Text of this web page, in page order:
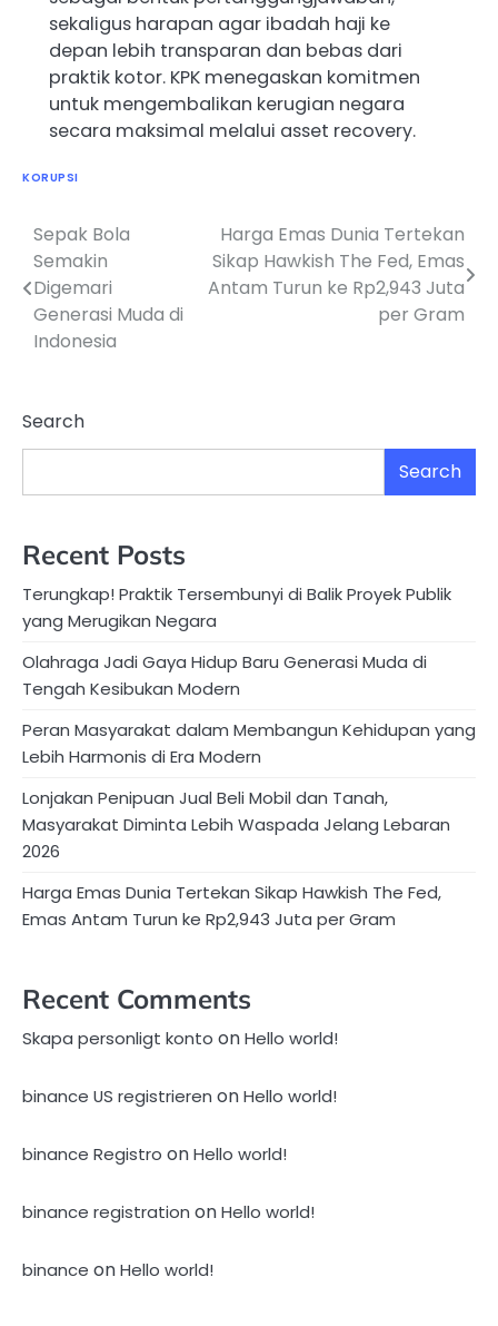
sekaligus harapan agar ibadah haji ke
depan lebih transparan dan bebas dari
praktik kotor. KPK menegaskan komitmen
untuk mengembalikan kerugian negara
secara maksimal melalui asset recovery.
KORUPSI
Post
navigation
Sepak Bola
Semakin
Digemari
Generasi Muda di
Indonesia
Harga Emas Dunia Tertekan
Sikap Hawkish The Fed, Emas
Antam Turun ke Rp2,943 Juta
per Gram
Search
Search
Recent Posts
Terungkap! Praktik Tersembunyi di Balik Proyek Publik
yang Merugikan Negara
Olahraga Jadi Gaya Hidup Baru Generasi Muda di
Tengah Kesibukan Modern
Peran Masyarakat dalam Membangun Kehidupan yang
Lebih Harmonis di Era Modern
Lonjakan Penipuan Jual Beli Mobil dan Tanah,
Masyarakat Diminta Lebih Waspada Jelang Lebaran
2026
Harga Emas Dunia Tertekan Sikap Hawkish The Fed,
Emas Antam Turun ke Rp2,943 Juta per Gram
Recent Comments
Skapa personligt konto onHello world!
binance US registrieren onHello world!
binance Registro onHello world!
binance registration onHello world!
binance onHello world!